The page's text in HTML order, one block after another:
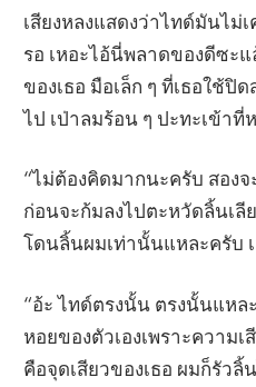
เสียงหลงแสดงว่าไทด์มันไม่
รอ เหอะไอ้นี่พลาดของดีซะ
ของเธอ มือเล็ก ๆ ที่เธอใช้
ไป เป่าลมร้อน ๆ ปะทะเข้าที่
“ไม่ต้องคิดมากนะครับ สอง
ก่อนจะก้มลงไปตะหวัดลิ้นเลี
โดนลิ้นผมเท่านั้นแหละครับ
“อ้ะ ไทด์ตรงนั้น ตรงนั้นแหล
หอยของตัวเองเพราะความ
คือจุดเสียวของเธอ ผมก็รัวลิ้